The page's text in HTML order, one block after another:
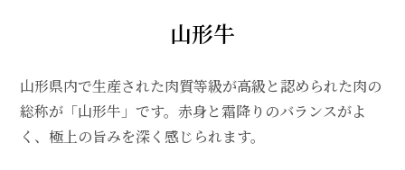
山形牛
山形県内で生産された肉質等級が高級と認められた肉の
総称が「山形牛」です。赤身と霜降りのバランスがよ
く、極上の旨みを深く感じられます。